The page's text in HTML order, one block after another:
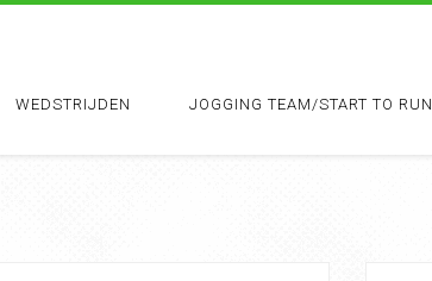
WEDSTRIJDEN JOGGING TEAM/START TO RUN